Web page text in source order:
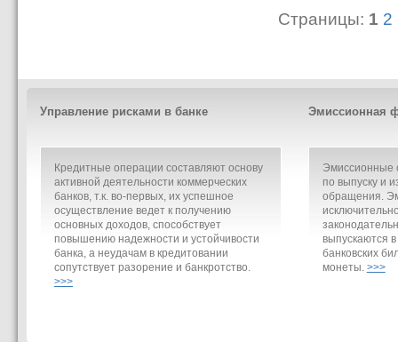
Страницы: 1 2
Управление рисками в банке
Кредитные операции составляют основу
активной деятельности коммерческих
банков, т.к. во-первых, их успешное
осуществление ведет к получению
основных доходов, способствует
повышению надежности и устойчивости
банка, а неудачам в кредитовании
сопутствует разорение и банкротство.
>>>
Эмиссионная
Эмиссионные
по выпуску и
обращения.
выпускаются
банковских
монеты. >>>